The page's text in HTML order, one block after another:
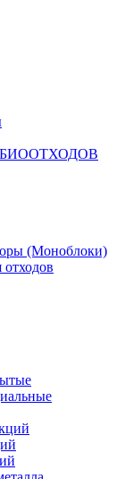
БИООТХОДОВ
(Моноблоки)